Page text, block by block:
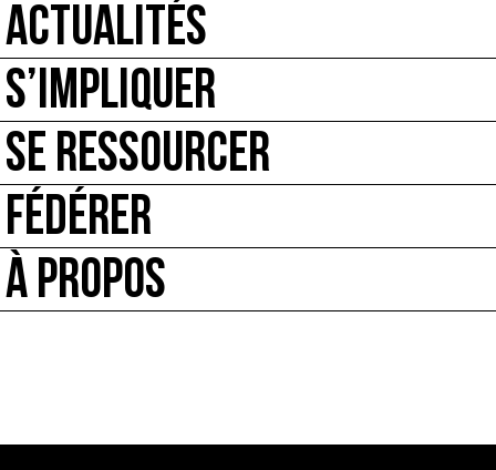
ACTUALITÉS
S’IMPLIQUER
SE RESSOURCER
FÉDÉRER
À PROPOS